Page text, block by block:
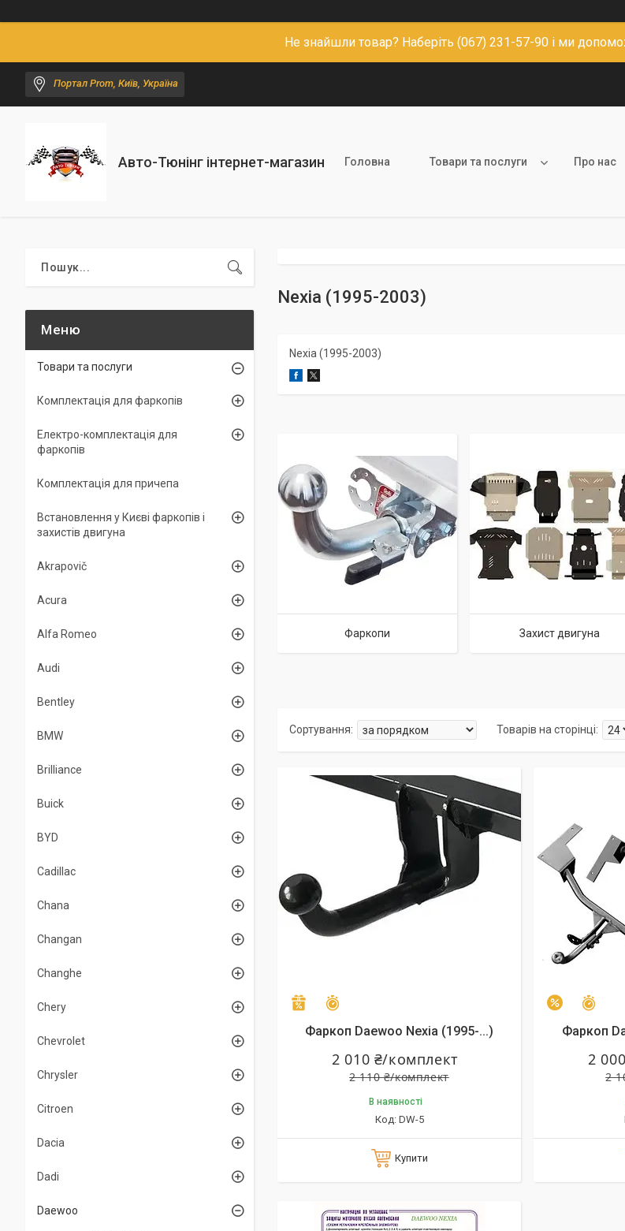
Не знайшли товар? Наберіть (067) 231-57-90 і ми
Портал Prom, Київ, Україна
Авто-Тюнінг інтернет-магазин Головна Товари та послуги Про нас
Nexia (1995-2003)
Nexia (1995-2003)
Фаркопи Захист двигуна
–5%
Фаркоп Daewoo Nexia (1995-...)
2 110 ₴/комплект
2 010 ₴/комплект
В наявності
DW-5
Купити
–5%
Фаркоп
2
2
Товари та послуги
Комплектація для фаркопів
Електро-комплектація для
фаркопів
Комплектація для причепа
Встановлення у Києві фаркопів і
захистів двигуна
Akrapovič
Acura
Alfa Romeo
Audi
Bentley
BMW
Brilliance
Buick
BYD
Cadillac
Chana
Changan
Changhe
Chery
Chevrolet
Chrysler
Citroen
Dacia
Dadi
Daewoo